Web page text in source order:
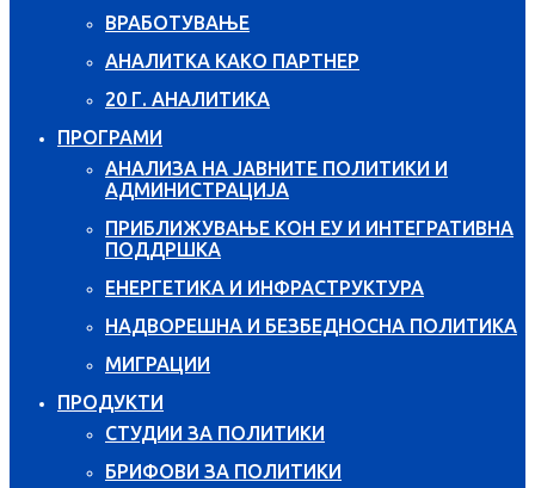
ВРАБОТУВАЊЕ
АНАЛИТКА КАКО ПАРТНЕР
20 Г. АНАЛИТИКА
ПРОГРАМИ
АНАЛИЗА НА ЈАВНИТЕ ПОЛИТИКИ И
АДМИНИСТРАЦИЈА
ПРИБЛИЖУВАЊЕ КОН ЕУ И ИНТЕГРАТИВНА
ПОДДРШКА
ЕНЕРГЕТИКА И ИНФРАСТРУКТУРА
НАДВОРЕШНА И БЕЗБЕДНОСНА ПОЛИТИКА
МИГРАЦИИ
ПРОДУКТИ
СТУДИИ ЗА ПОЛИТИКИ
БРИФОВИ ЗА ПОЛИТИКИ